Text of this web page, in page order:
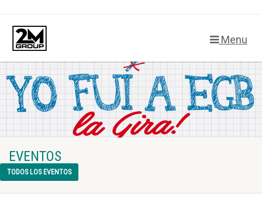
Menu
EVENTOS
TODOS LOS EVENTOS